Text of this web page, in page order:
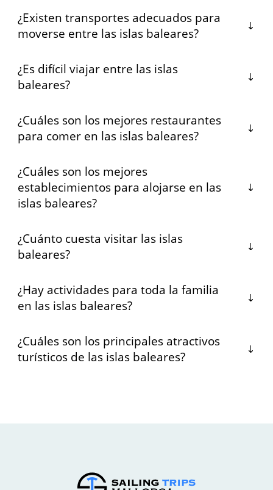
¿Existen transportes adecuados para
moverse entre las islas baleares?
¿Es difícil viajar entre las islas
baleares?
¿Cuáles son los mejores restaurantes
para comer en las islas baleares?
¿Cuáles son los mejores
establecimientos para alojarse en las
islas baleares?
¿Cuánto cuesta visitar las islas
baleares?
¿Hay actividades para toda la familia
en las islas baleares?
¿Cuáles son los principales atractivos
turísticos de las islas baleares?